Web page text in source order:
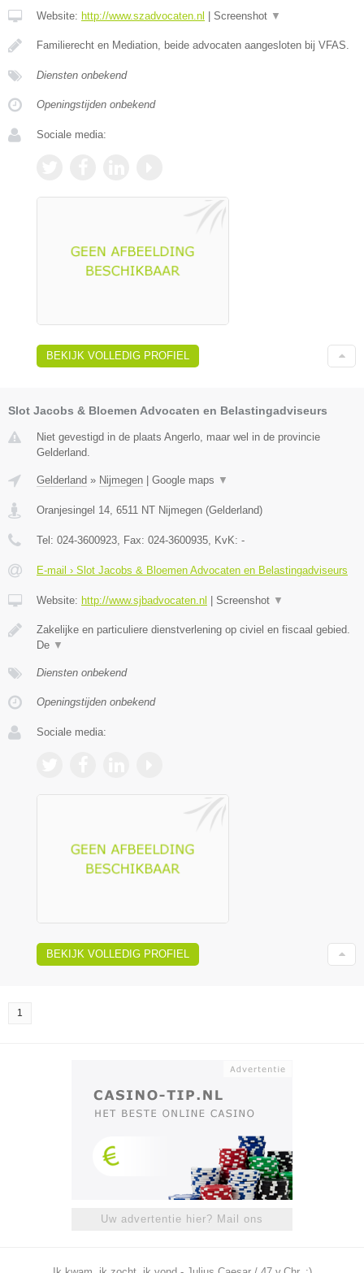
Website: http://www.szadvocaten.nl | Screenshot ▼
Familierecht en Mediation, beide advocaten aangesloten bij VFAS.
Diensten onbekend
Openingstijden onbekend
Sociale media:
BEKIJK VOLLEDIG PROFIEL
Slot Jacobs & Bloemen Advocaten en Belastingadviseurs
Niet gevestigd in de plaats Angerlo, maar wel in de provincie
Gelderland.
Gelderland » Nijmegen Google maps ▼
Oranjesingel 14, 6511 NT Nijmegen (Gelderland)
Tel: 024-3600923, Fax: 024-3600935, KvK: -
E-mail › Slot Jacobs & Bloemen Advocaten en Belastingadviseurs
Website: http://www.sjbadvocaten.nl Screenshot ▼
Zakelijke en particuliere dienstverlening op civiel en fiscaal gebied.
De ▼
Diensten onbekend
Openingstijden onbekend
Sociale media:
BEKIJK VOLLEDIG PROFIEL
1
Uw advertentie hier? Mail ons